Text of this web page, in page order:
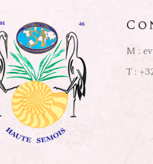
Italie
Domaine PellerinM :
T :